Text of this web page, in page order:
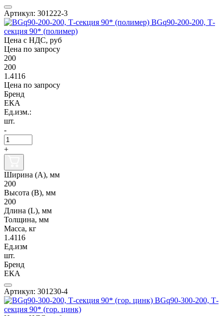
Артикул: 301222-3
BGq90-200-200, Т-
секция 90* (полимер)
Цена с НДС, руб
Цена по запросу
200
200
1.4116
Цена по запросу
Бренд
ЕКА
Ед.изм.:
шт.
-
+
Ширина (А), мм
200
Высота (В), мм
200
Длина (L), мм
Толщина, мм
Масса, кг
1.4116
Ед.изм
шт.
Бренд
ЕКА
Артикул: 301230-4
BGq90-300-200, Т-
секция 90* (гор. цинк)